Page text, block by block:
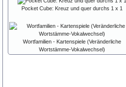
Pocket Cube: Kreuz und quer durchs 1 x 1
Wortfamilien - Kartenspiele (Veränderliche
Wortstämme-Vokalwechsel)